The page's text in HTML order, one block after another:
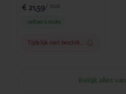
€ 21,59/ stuk
-10%per 6 stuks
Tijdelijk niet beschikbaar
Bekijk alles